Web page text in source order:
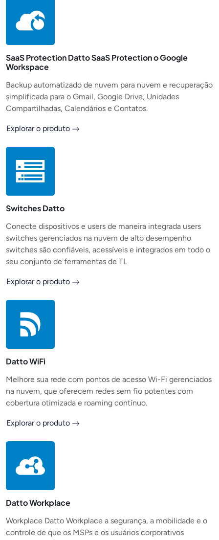
SaaS Protection Datto SaaS Protection o Google
Workspace
Backup automatizado de nuvem para nuvem e recuperação
simplificada para o Gmail, Google Drive, Unidades
Compartilhadas, Calendários e Contatos.
Explorar o produto
Switches Datto
Conecte dispositivos e users de maneira integrada users
switches gerenciados na nuvem de alto desempenho
switches são confiáveis, acessíveis e integrados em todo o
seu conjunto de ferramentas de TI.
Explorar o produto
Datto WiFi
Melhore sua rede com pontos de acesso Wi-Fi gerenciados
na nuvem, que oferecem redes sem fio potentes com
cobertura otimizada e roaming contínuo.
Explorar o produto
Datto Workplace
Workplace Datto Workplace a segurança, a mobilidade e o
controle de que os MSPs e os usuários corporativos